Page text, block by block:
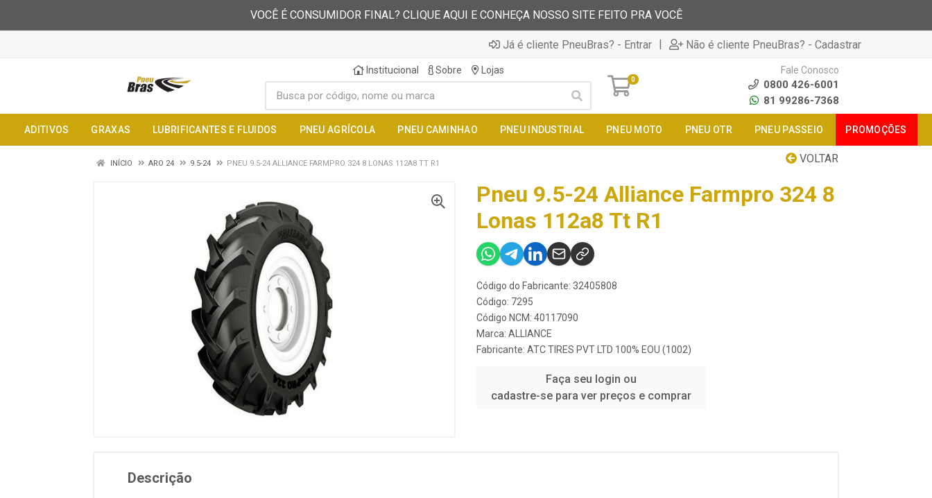
VOCÊ É CONSUMIDOR FINAL? CLIQUE AQUI E CONHEÇA NOSSO SITE FEITO PRA VOCÊ
Já é cliente PneuBras? - Entrar | Não é cliente PneuBras? - Cadastrar
Institucional Sobre Lojas
0
Fale Conosco
0800 426-6001
81 99286-7368
ADITIVOS GRAXAS LUBRIFICANTES E FLUIDOS PNEU AGRÍCOLA PNEU CAMINHAO PNEU INDUSTRIAL PNEU MOTO PNEU OTR PNEU PASSEIO PROMOÇÕES
VOLTAR
INÍCIO ARO 24 9.5-24 PNEU 9.5-24 ALLIANCE FARMPRO 324 8 LONAS 112A8 TT R1
Pneu 9.5-24 Alliance Farmpro 324 8
Lonas 112a8 Tt R1
Código do Fabricante: 32405808
Código: 7295
Código NCM: 40117090
Marca: ALLIANCE
Fabricante: ATC TIRES PVT LTD 100% EOU (1002)
Faça seu login ou
cadastre-se para ver preços e comprar
Descrição